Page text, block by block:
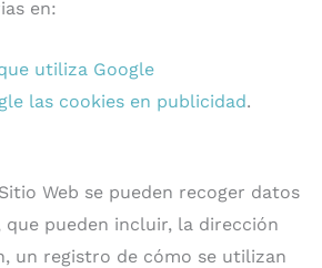
en:
utiliza Google
las cookies en publicidad.
Web se pueden recoger datos
pueden incluir, la dirección
un registro de cómo se utilizan